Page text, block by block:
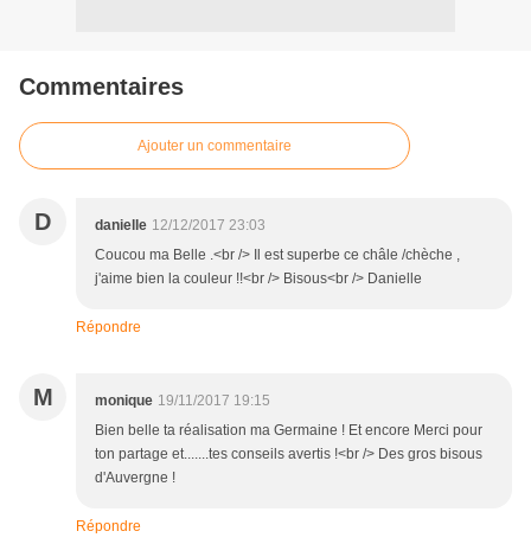
Commentaires
Ajouter un commentaire
D danielle 12/12/2017 23:03
Coucou ma Belle .<br /> Il est superbe ce châle /chèche ,
j'aime bien la couleur !!<br /> Bisous<br /> Danielle
Répondre
M monique 19/11/2017 19:15
Bien belle ta réalisation ma Germaine ! Et encore Merci pour
ton partage et.......tes conseils avertis !<br /> Des gros bisous
d'Auvergne !
Répondre